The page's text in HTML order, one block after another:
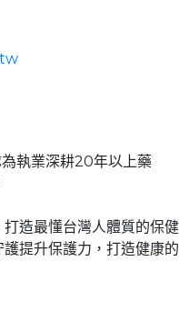
執業深耕20年以上藥
造最懂台灣人體質的保健
提升保護力，打造健康的